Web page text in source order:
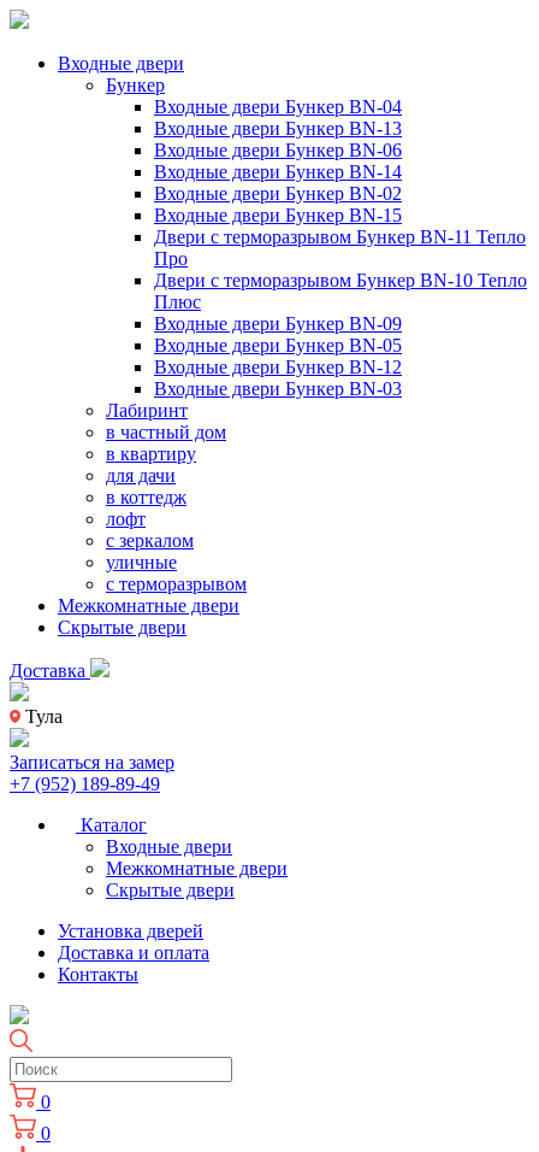
Входные двери
Бункер
Входные двери Бункер BN-04
Входные двери Бункер BN-13
Входные двери Бункер BN-06
Входные двери Бункер BN-14
Входные двери Бункер BN-02
Входные двери Бункер BN-15
Двери с терморазрывом Бункер BN-11 Тепло
Про
Двери с терморазрывом Бункер BN-10 Тепло
Плюс
Входные двери Бункер BN-09
Входные двери Бункер BN-05
Входные двери Бункер BN-12
Входные двери Бункер BN-03
Лабиринт
в частный дом
в квартиру
для дачи
в коттедж
лофт
с зеркалом
уличные
с терморазрывом
Межкомнатные двери
Скрытые двери
Доставка
Тула
Записаться на замер
+7 (952) 189-89-49
Каталог
Входные двери
Межкомнатные двери
Скрытые двери
Установка дверей
Доставка и оплата
Контакты
0
0